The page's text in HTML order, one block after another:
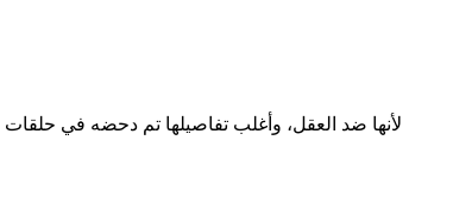
لأنها ضد العقل، وأغلب تفاصيلها تم دحضه في